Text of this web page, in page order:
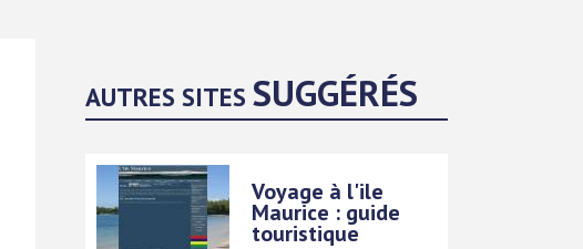
AUTRES SITESSUGGÉRÉS
Voyage à l'ile
Maurice : guide
touristique